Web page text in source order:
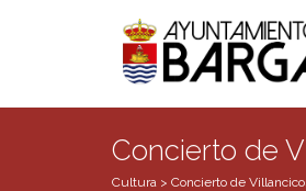
Concierto de
Cultura > Concierto de